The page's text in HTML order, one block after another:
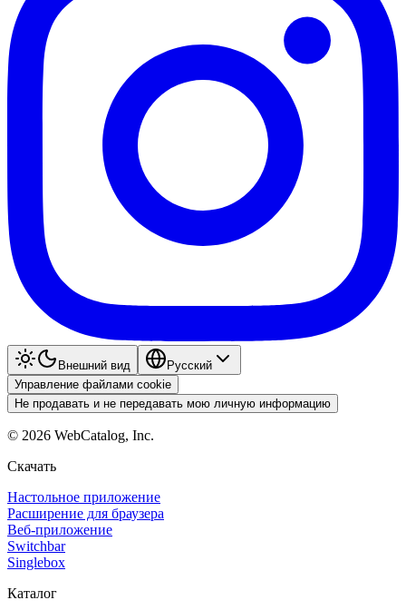
Внешний вид
Pyccкий
Управление файлами cookie
Не продавать и не передавать мою личную информацию
© 2026 WebCatalog, Inc.
Скачать
Настольное приложение
Расширение для браузера
Веб-приложение
Switchbar
Singlebox
Каталог